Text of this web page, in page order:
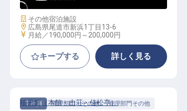
施設業態
その他宿泊施設
勤務地
広島県尾道市新浜1丁目13-6
給与
月給／190,000円～ 200,000円
キープする 詳しく見る
正社員 管理部門・その他 管理部門その他
積善館（本館・山荘・佳松亭）